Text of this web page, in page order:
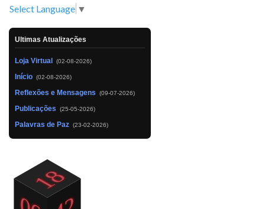
Select Language ▼
Ultimas Atualizações
Loja Virtual (02-08-2026)
Início (02-08-2026)
Reflexões e Mensagens (09-07-2026)
Publicações (25-05-2026)
Palavras de Paz (23-02-2026)